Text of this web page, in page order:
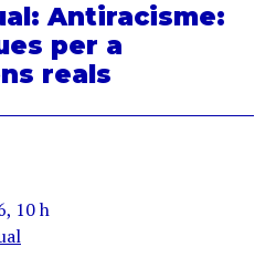
Antiracisme:
per a
reals
10 h